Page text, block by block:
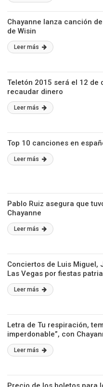
Chayanne lanza canción
de Wisin
Leer más
Teletón 2015 será el 12 de
recaudar dinero
Leer más
Top 10 canciones en
Leer más
Pablo Ruiz asegura que
Chayanne
Leer más
Conciertos de Luis Miguel,
Las Vegas por fiestas
Leer más
Letra de Tu respiración,
imperdonable”, con
Leer más